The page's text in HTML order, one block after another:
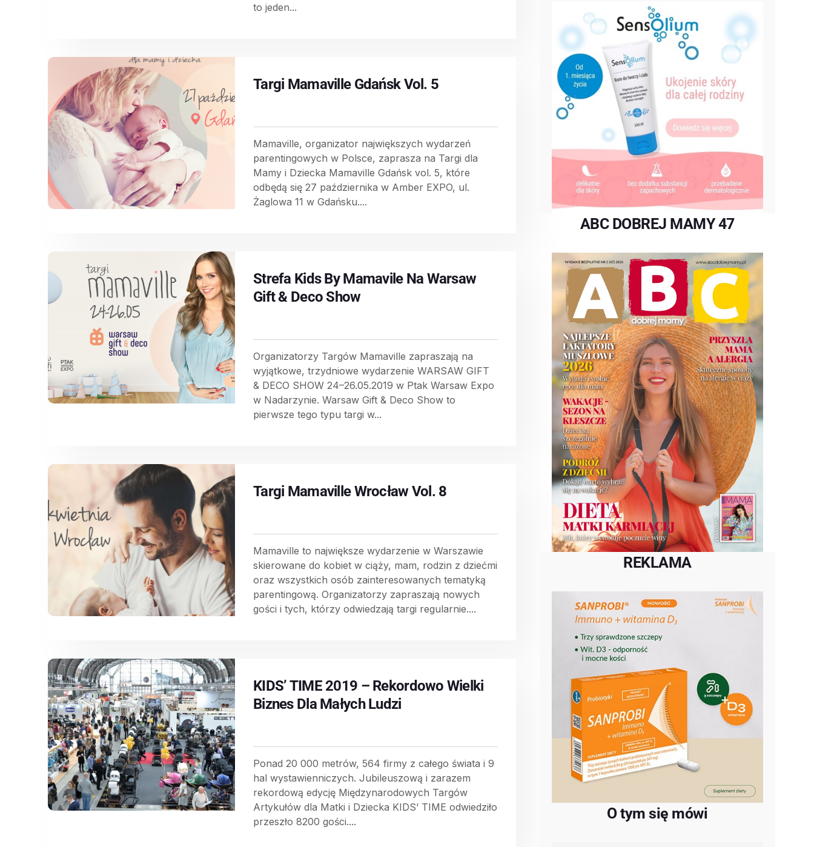
to jeden...
Targi Mamaville Gdańsk Vol. 5
Mamaville, organizator największych wydarzeń
parentingowych w Polsce, zaprasza na Targi dla
Mamy i Dziecka Mamaville Gdańsk vol. 5, które
odbędą się 27 października w Amber EXPO, ul.
Żaglowa 11 w Gdańsku....
Strefa Kids By Mamavile Na Warsaw
Gift & Deco Show
Organizatorzy Targów Mamaville zapraszają na
wyjątkowe, trzydniowe wydarzenie WARSAW GIFT
& DECO SHOW 24–26.05.2019 w Ptak Warsaw Expo
w Nadarzynie. Warsaw Gift & Deco Show to
pierwsze tego typu targi w...
Targi Mamaville Wrocław Vol. 8
Mamaville to największe wydarzenie w Warszawie
skierowane do kobiet w ciąży, mam, rodzin z dziećmi
oraz wszystkich osób zainteresowanych tematyką
parentingową. Organizatorzy zapraszają nowych
gości i tych, którzy odwiedzają targi regularnie....
KIDS’ TIME 2019 – Rekordowo Wielki
Biznes Dla Małych Ludzi
Ponad 20 000 metrów, 564 firmy z całego świata i 9
hal wystawienniczych. Jubileuszową i zarazem
rekordową edycję Międzynarodowych Targów
Artykułów dla Matki i Dziecka KIDS’ TIME odwiedziło
przeszło 8200 gości....
ABC DOBREJ MAMY 47
REKLAMA
O tym się mówi